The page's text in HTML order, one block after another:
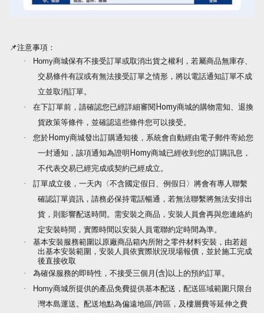
📌注意事項：
·
Homy商城保有不接受訂單或取消出貨之權利，若屬商品無庫存、
交易條件有誤或有無法接受訂單之情形，將以電話通知訂單不成
立並取消訂單。
·
在下訂單前，請確認您已經詳細審閱Homy商城的購物需知、退換
貨政策等條件，並確認這些條件您可以接受。
·
您於Homy商城發出訂購通知後，系統會自動經由電子郵件寄給您
一封通知，該項通知為證明 Homy商城已經收到您的訂購訊息，
不代表交易已經完成或契約已經成立。
·
訂單成立後，一天內〈不含國定假日、例假日〉將會有專人聯繫
確認訂單資訊，請務必保持電話暢通，若無法聯繫將無法安排出
貨，則影響配送時間。需安裝之商品，安裝人員會再與您連絡約
定安裝時間，實際時間以安裝人員電聯約定時間為準。
·
基本安裝服務範圍以原廠商品箱內所附之零件材料安裝， 由若超
出基本安裝範圍，安裝人員依實際狀況現場報價，並於施工完成
後直接收取
·
為確保服務的即時性，不接受三個月 (含) 以上的預約訂單。
·
Homy商城所提供的產品免費提供基本配送，配送區域範圍只限台
灣本島運送。配送地點為偏遠地區/跨區，及樓層費等延伸之費